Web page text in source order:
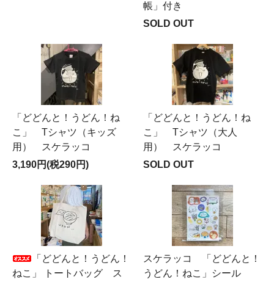
帳」付き
SOLD OUT
「どどんと！うどん！ね
こ」 Tシャツ（キッズ
用） スケラッコ
3,190円(税290円)
「どどんと！うどん！ね
こ」 Tシャツ（大人
用） スケラッコ
SOLD OUT
「どどんと！うどん！
ねこ」 トートバッグ ス
スケラッコ 「どどんと！
うどん！ねこ」シール